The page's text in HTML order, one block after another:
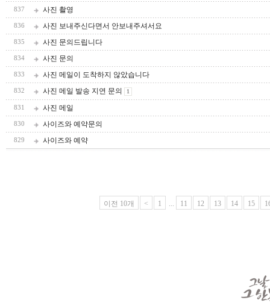
837 사진 촬영
836 사진 보내주신다면서 안보내주셔서요
835 사진 문의드립니다
834 사진 문의
833 사진 메일이 도착하지 않았습니다
832 사진 메일 발송 지연 문의 1
831 사진 메일
830 사이즈와 예약문의
829 사이즈와 예약
이전 10개 < 1 ... 11 12 13 14 15